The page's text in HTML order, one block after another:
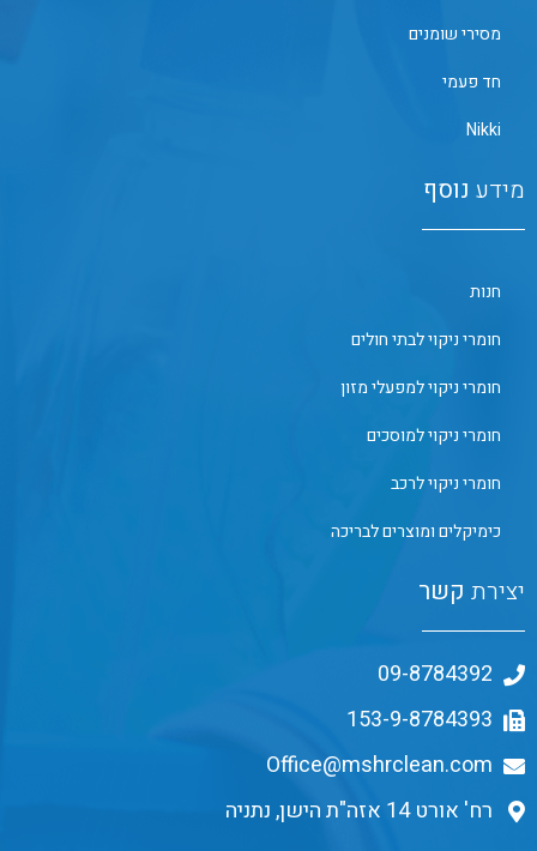
מסירי שומנים
חד פעמי
Nikki
מידע נוסף
חנות
חומרי ניקוי לבתי חולים
חומרי ניקוי למפעלי מזון
חומרי ניקוי למוסכים
חומרי ניקוי לרכב
כימיקלים ומוצרים לבריכה
יצירת קשר
09-8784392
153-9-8784393
Office@mshrclean.com
רח' אורט 14 אזה"ת הישן, נתניה